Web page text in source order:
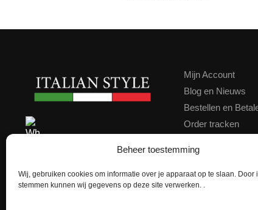
Beheer toestemming
Wij, gebruiken cookies om informatie over je apparaat op te slaan. Door
stemmen kunnen wij gegevens op deze site verwerken. .
★★★★★ Google score 4,9
Mijn Account
Blog en Nieuws
Bestellen en
Order tracken
Klachten
Kortingscode
Achteraf Betalen